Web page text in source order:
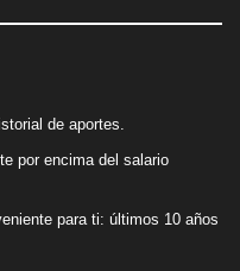
de aportes.
por encima del salario
para ti: últimos 10 años